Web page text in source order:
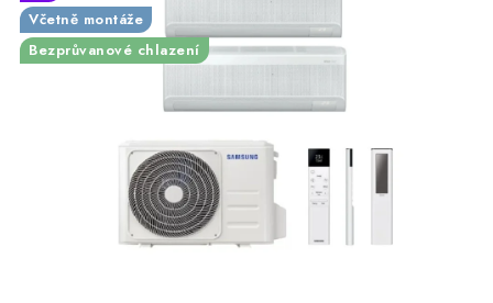
KONTAKTY
Obchodní podmínky
Podmínky ochrany osobních údajů
Včetně montáže
Bezprůvanové chlazení